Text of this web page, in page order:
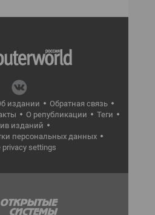
издании
Обратная связь
О републикации
Теги
изданий
персональных данных
privacy settings